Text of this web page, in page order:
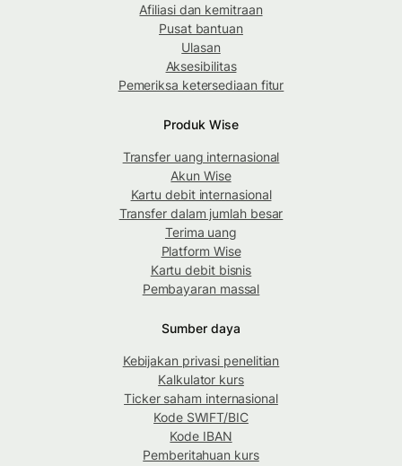
Afiliasi dan kemitraan
Pusat bantuan
Ulasan
Aksesibilitas
Pemeriksa ketersediaan fitur
Produk Wise
Transfer uang internasional
Akun Wise
Kartu debit internasional
Transfer dalam jumlah besar
Terima uang
Platform Wise
Kartu debit bisnis
Pembayaran massal
Sumber daya
Kebijakan privasi penelitian
Kalkulator kurs
Ticker saham internasional
Kode SWIFT/BIC
Kode IBAN
Pemberitahuan kurs